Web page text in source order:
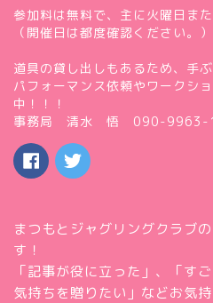
参加料は無料で、主に火曜日また
（開催日は都度確認ください。）
道具の貸し出しもあるため、手
パフォーマンス依頼やワークシ
中！！！
事務局 清水 悟 090-9963-
まつもとジャグリングクラブ
す！
「記事が役に立った」、「す
気持ちを贈りたい」などお気